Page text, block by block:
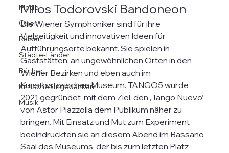
Mode
Oper
Reisen
Städte-Länder
Bücher
Kritische Ungedanken
Musik
Milos Todorovski Bandoneon
Die Wiener Symphoniker sind für ihre
Vielseitigkeit und innovativen Ideen für
Aufführungsorte bekannt. Sie spielen in
Gaststätten, an ungewöhnlichen Orten in den
Wiener Bezirken und eben auch im
Kunsthistorischen Museum. TANGO5 wurde
2021 gegründet  mit dem Ziel, den „Tango Nuevo“
von Astor Piazzolla dem Publikum näher zu
bringen. Mit Einsatz und Mut zum Experiment
beeindruckten sie an diesem Abend im Bassano
Saal des Museums, der bis zum letzten Platz